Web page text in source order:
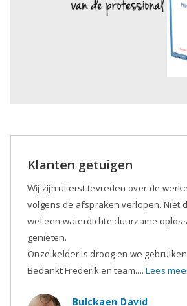
Klanten getuigen
Wij zijn uiterst tevreden over de
volgens de afspraken verlopen. Niet
wel een waterdichte duurzame
genieten.
Onze kelder is droog en we
Bedankt Frederik en team.... Lees
Bulckaen David